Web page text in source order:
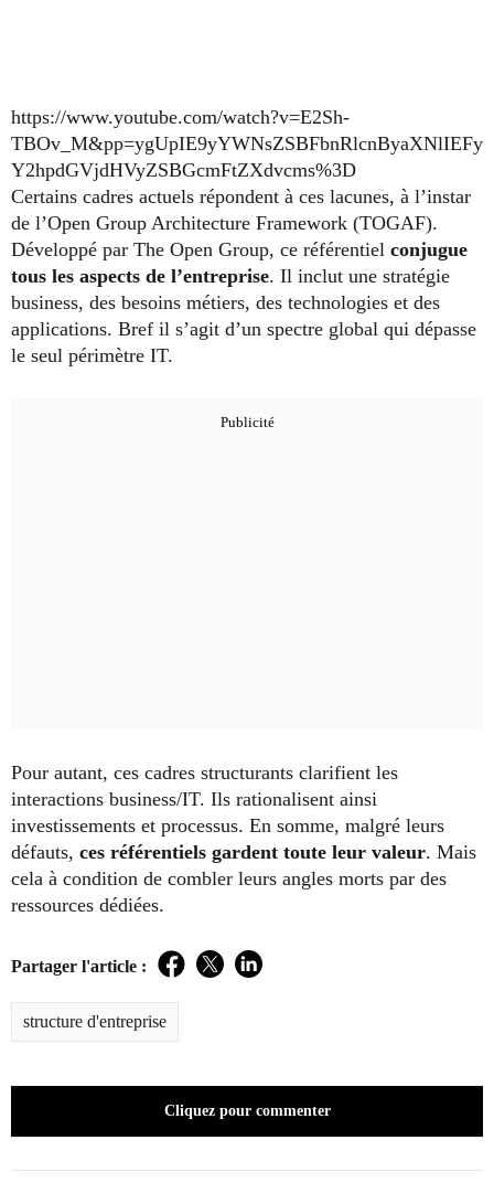
https://www.youtube.com/watch?v=E2Sh-
TBOv_M&pp=ygUpIE9yYWNsZSBFbnRlcnByaXNlIEFy
Y2hpdGVjdHVyZSBGcmFtZXdvcms%3D
Certains cadres actuels répondent à ces lacunes, à l’instar
de l’Open Group Architecture Framework (TOGAF).
Développé par The Open Group, ce référentiel conjugue
tous les aspects de l’entreprise. Il inclut une stratégie
business, des besoins métiers, des technologies et des
applications. Bref il s’agit d’un spectre global qui dépasse
le seul périmètre IT.
Pour autant, ces cadres structurants clarifient les
interactions business/IT. Ils rationalisent ainsi
investissements et processus. En somme, malgré leurs
défauts, ces référentiels gardent toute leur valeur. Mais
cela à condition de combler leurs angles morts par des
ressources dédiées.
Partager l'article : Facebook
TwitterLinkedIn
structure d'entreprise
Cliquez pour commenter